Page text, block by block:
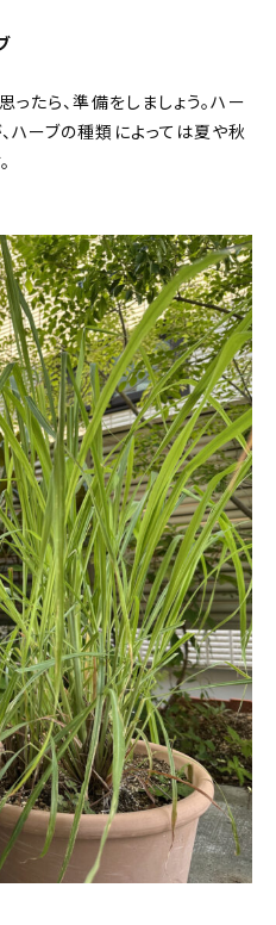
ったら、準備をしましょう。ハー
ハーブの種類によっては夏や秋